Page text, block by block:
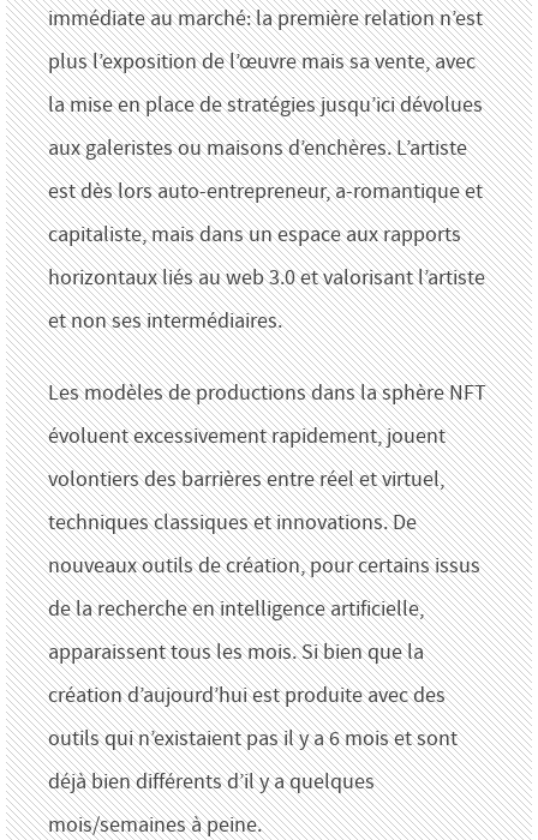
immédiate au marché: la première relation n’est
plus l’exposition de l’œuvre mais sa vente, avec
la mise en place de stratégies jusqu’ici dévolues
aux galeristes ou maisons d’enchères. L’artiste
est dès lors auto-entrepreneur, a-romantique et
capitaliste, mais dans un espace aux rapports
horizontaux liés au web 3.0 et valorisant l’artiste
et non ses intermédiaires.
Les modèles de productions dans la sphère NFT
évoluent excessivement rapidement, jouent
volontiers des barrières entre réel et virtuel,
techniques classiques et innovations. De
nouveaux outils de création, pour certains issus
de la recherche en intelligence artificielle,
apparaissent tous les mois. Si bien que la
création d’aujourd’hui est produite avec des
outils qui n’existaient pas il y a 6 mois et sont
déjà bien différents d’il y a quelques
mois/semaines à peine.